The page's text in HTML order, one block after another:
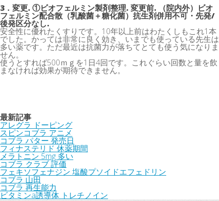
3．変更. ①ビオフェルミン製剤整理. 変更前. （院内外）ビオ
フェルミン配合散（乳酸菌＋糖化菌）抗生剤併用不可・先発/
後発区分なし.
安全性に優れたくすりです。10年以上前はわたくしもこれ1本
でした。かっては非常に良く効き、いまでも使っている先生は
多い薬です。ただ最近は抗菌力が落ちてとても使う気になりま
せん。
使うとすれば500ｍｇを1日4回です。これぐらい回数と量を飲
まなければ効果が期待できません。
最新記事
アレグラ ドーピング
スピンコブラ アニメ
コブラ パター 発売日
フィナステリド 休薬期間
メラトニン 5mg 多い
コブラ クラブ 評価
フェキソフェナジン 塩酸プソイドエフェドリン
コブラ 山田
コブラ 再生能力
ビタミンa誘導体 トレチノイン